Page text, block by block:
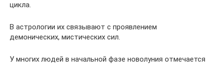
цикла.
В астрологии их связывают с проявлением
демонических, мистических сил.
У многих людей в начальной фазе новолуния отмечается